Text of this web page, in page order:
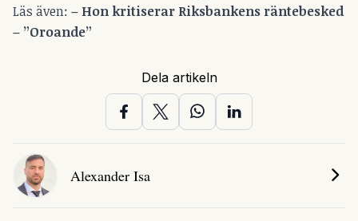
Läs även: – Hon kritiserar Riksbankens räntebesked
– ”Oroande”
Dela artikeln
Alexander Isa